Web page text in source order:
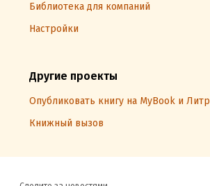
Библиотека для компаний
Настройки
Другие проекты
Опубликовать книгу на MyBook и
Книжный вызов